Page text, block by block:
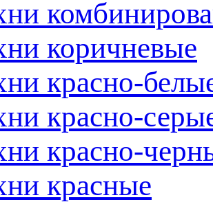
коричневые
красно-
красно-
красно-
красные